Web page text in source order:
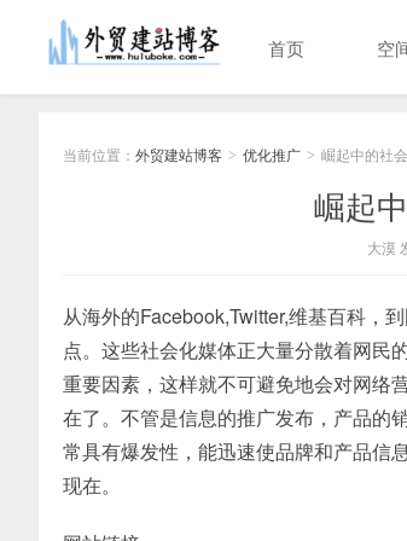
首页 空
当前位置： 外贸建站博客 > 优化推广 > 崛起中的社
崛起
大漠
从海外的Facebook,Twitter,维基百科，
点。这些社会化媒体正大量分散着网民
重要因素，这样就不可避免地会对网络
在了。不管是信息的推广发布，产品的
常具有爆发性，能迅速使品牌和产品信
现在。